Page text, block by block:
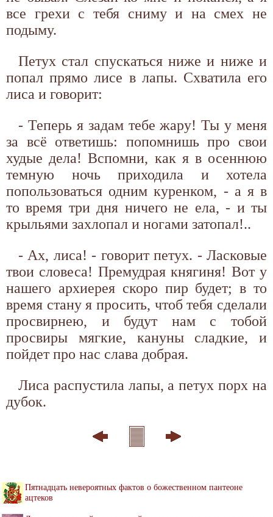
все грехи с тебя сниму и на смех не
подыму.
Петух стал спускаться ниже и ниже и
попал прямо лисе в лапы. Схватила его
лиса и говорит:
- Теперь я задам тебе жару! Ты у меня
за всё ответишь: попомнишь про свои
худые дела! Вспомни, как я в осеннюю
темную ночь приходила и хотела
попользоваться одним куренком, - а я в
то время три дня ничего не ела, - и ты
крыльями захлопал и ногами затопал!..
- Ах, лиса! - говорит петух. - Ласковые
твои словеса! Премудрая княгиня! Вот у
нашего архиерея скоро пир будет; в то
время стану я просить, чтоб тебя сделали
просвирнею, и будут нам с тобой
просвиры мягкие, кануны сладкие, и
пойдет про нас слава добрая.
Лиса распустила лапы, а петух порх на
дубок.
Пятнадцать невероятных фактов о божественном пантеоне
ацтеков